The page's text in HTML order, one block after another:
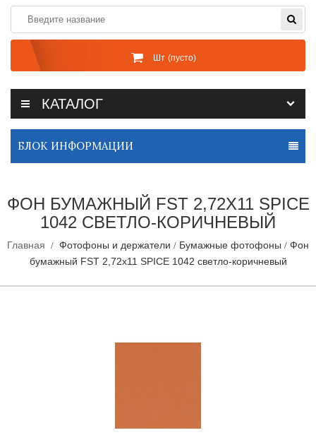
Шт (пусто)
КАТАЛОГ
БЛОК ИНФОРМАЦИИ
ФОН БУМАЖНЫЙ FST 2,72Х11 SPICE
1042 СВЕТЛО-КОРИЧНЕВЫЙ
Главная Фотофоны и держатели Бумажные фотофоны
Фон
бумажный FST 2,72х11 SPICE 1042 светло-коричневый